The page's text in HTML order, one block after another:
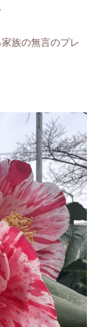
族の無言のプレ